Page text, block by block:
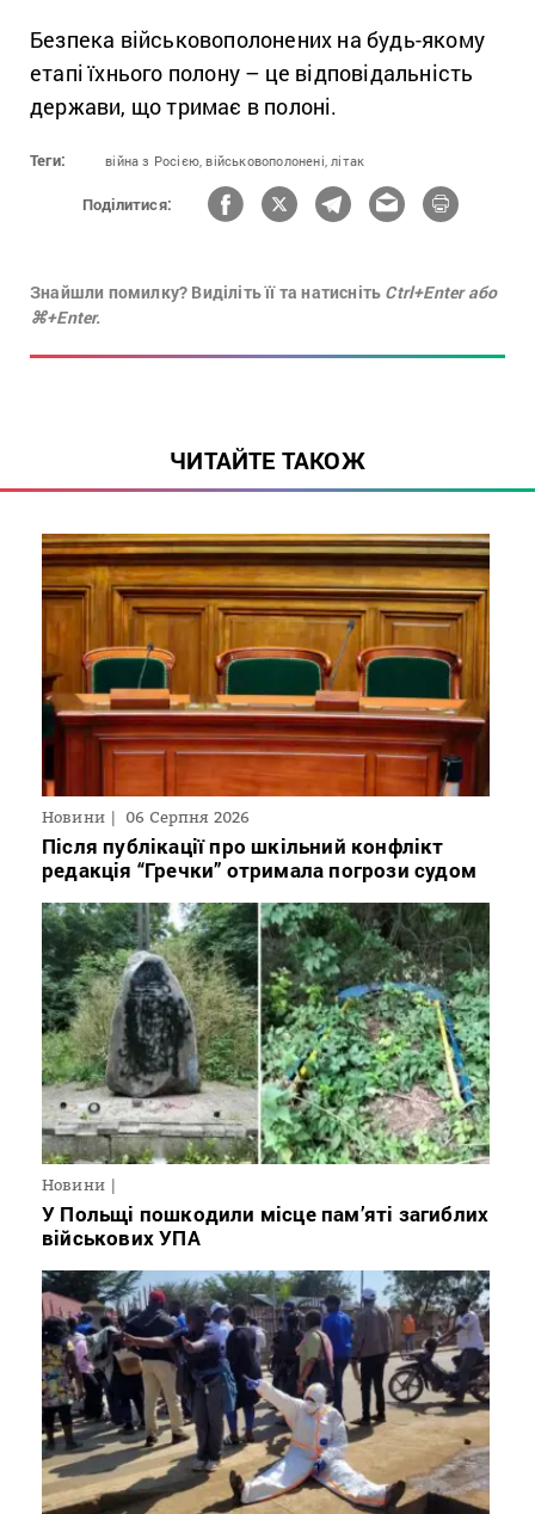
Безпека військовополонених на будь-якому
етапі їхнього полону – це відповідальність
держави, що тримає в полоні.
Теги: війна з Росією, військовополонені, літак
Поділитися:
Знайшли помилку? Виділіть її та натисніть Ctrl+Enter або
⌘+Enter.
ЧИТАЙТЕ ТАКОЖ
Новини 06 Серпня 2026
Після публікації про шкільний конфлікт
редакція “Гречки” отримала погрози судом
Новини
У Польщі пошкодили місце пам’яті загиблих
військових УПА